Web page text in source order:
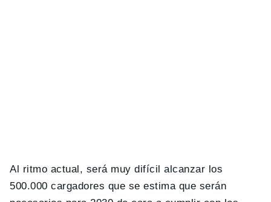
Al ritmo actual, será muy difícil alcanzar los
500.000 cargadores que se estima que serán